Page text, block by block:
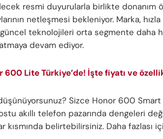
resmi duyurularla birlikte donanım
netleşmesi bekleniyor. Marka,
teknolojileri orta segmente daha
devam ediyor.
600 Lite Türkiye’de! İşte fiyatı ve
Sizce Honor 600 Smart
akıllı telefon pazarında dengeleri
kısmında belirtebilirsiniz. Daha fazlası